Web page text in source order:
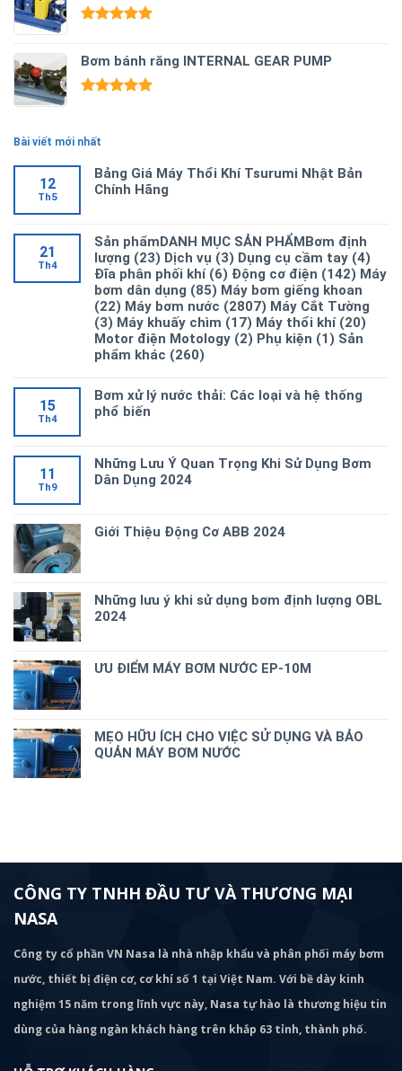
5 sao
Bơm bánh răng INTERNAL GEAR PUMP
5 sao
Bài viết mới nhất
12
Th5
Bảng Giá Máy Thổi Khí Tsurumi Nhật Bản
Chính Hãng
21
Th4
Sản phẩmDANH MỤC SẢN PHẨMBơm định
lượng (23) Dịch vụ (3) Dụng cụ cầm tay (4)
Đĩa phân phối khí (6) Động cơ điện (142) Máy
bơm dân dụng (85) Máy bơm giếng khoan
(22) Máy bơm nước (2807) Máy Cắt Tường
(3) Máy khuấy chìm (17) Máy thổi khí (20)
Motor điện Motology (2) Phụ kiện (1) Sản
phẩm khác (260)
15
Th4
Bơm xử lý nước thải: Các loại và hệ thống
phổ biến
11
Th9
Những Lưu Ý Quan Trọng Khi Sử Dụng Bơm
Dân Dụng 2024
Giới Thiệu Động Cơ ABB 2024
Những lưu ý khi sử dụng bơm định lượng OBL
2024
ƯU ĐIỂM MÁY BƠM NƯỚC EP-10M
MẸO HỮU ÍCH CHO VIỆC SỬ DỤNG VÀ BẢO
QUẢN MÁY BƠM NƯỚC
CÔNG TY TNHH ĐẦU TƯ VÀ THƯƠNG MẠI
NASA
Công ty cổ phần VN Nasa là nhà nhập khẩu và phân phối máy bơm
nước, thiết bị điện cơ, cơ khí số 1 tại Việt Nam. Với bề dày kinh
nghiệm 15 năm trong lĩnh vực này, Nasa tự hào là thương hiệu tin
dùng của hàng ngàn khách hàng trên khắp 63 tỉnh, thành phố.